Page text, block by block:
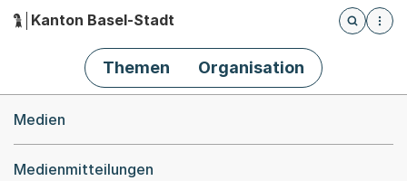
Hauptnavigation
Kanton Basel-Stadt
Öffnet
Themen Organisation
Medien
Medienmitteilungen